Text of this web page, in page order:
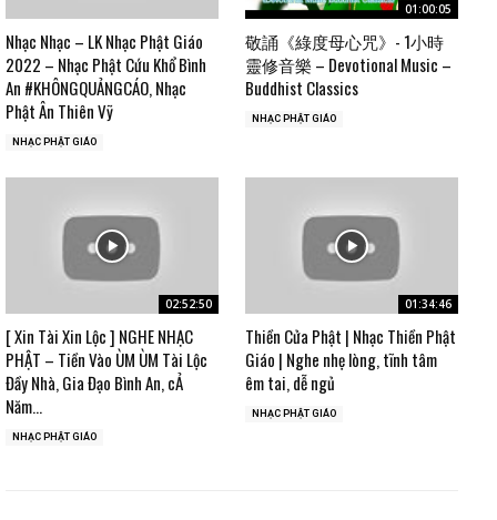
Nhạc Nhạc – LK Nhạc Phật Giáo
2022 – Nhạc Phật Cứu Khổ Bình
An #KHÔNGQUẢNGCÁO, Nhạc
Phật Ân Thiên Vỹ
NHẠC PHẬT GIÁO
01:00:05
敬誦《綠度母心咒》- 1小時
靈修音樂 – Devotional Music –
Buddhist Classics
NHẠC PHẬT GIÁO
02:52:50
[ Xin Tài Xin Lộc ] NGHE NHẠC
PHẬT – Tiền Vào ÙM ÙM Tài Lộc
Đầy Nhà, Gia Đạo Bình An, cẢ
Năm...
NHẠC PHẬT GIÁO
01:34:46
Thiền Cửa Phật | Nhạc Thiền Phật
Giáo | Nghe nhẹ lòng, tĩnh tâm
êm tai, dễ ngủ
NHẠC PHẬT GIÁO